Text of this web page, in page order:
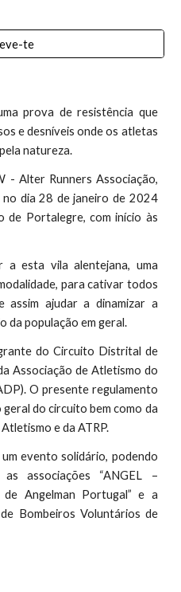
te
prova de resistência que
e desníveis onde os atletas
natureza.
- Alter Runners Associação,
dia 28 de janeiro de 2024
de Portalegre, com início às
a esta vila alentejana, uma
para cativar todos
assim ajudar a dinamizar a
da população em geral.
do Circuito Distrital de
Associação de Atletismo do
O presente regulamento
do circuito bem como da
e da ATRP.
evento solidário, podendo
associações “ANGEL –
de Angelman Portugal” e a
Bombeiros Voluntários de